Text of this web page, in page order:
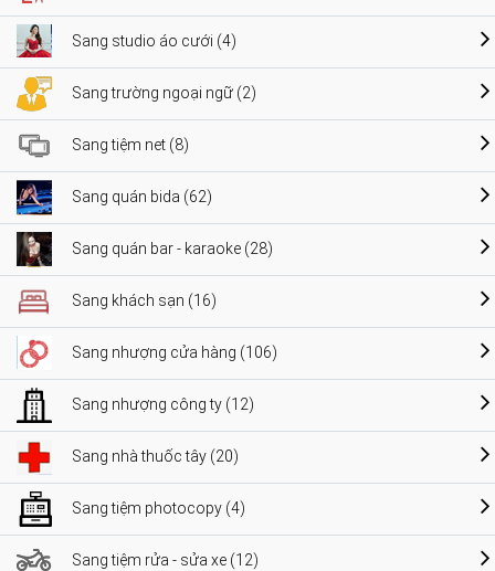
Sang studio áo cưới (4)
Sang trường ngoại ngữ (2)
Sang tiệm net (8)
Sang quán bida (62)
Sang quán bar - karaoke (28)
Sang khách sạn (16)
Sang nhượng cửa hàng (106)
Sang nhượng công ty (12)
Sang nhà thuốc tây (20)
Sang tiệm photocopy (4)
Sang tiệm rửa - sửa xe (12)